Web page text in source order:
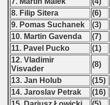
8. Filip Sitera
(6)
9. Pomas Suchanek
(3)
10. Martin Gavenda
(7)
11. Pavel Pucko
(1)
12. Vladimir
Visvader
(8)
13. Jan Holub
(15)
14. Jaroslav Petrak
(16)
- 1995
- 1996
- 1997
- 1998
- 1999